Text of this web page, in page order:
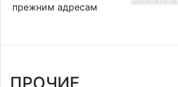
прежним адресам
ПРОЧИЕ